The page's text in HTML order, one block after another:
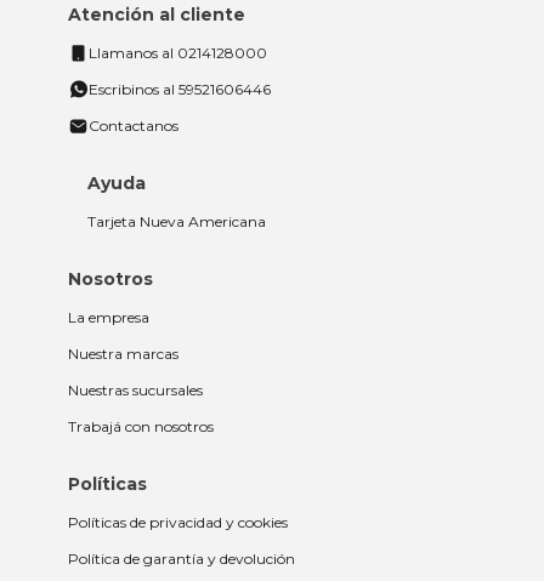
Atención al cliente
Llamanos al 0214128000
Escribinos al 59521606446
Contactanos
Ayuda
Tarjeta Nueva Americana
Nosotros
La empresa
Nuestra marcas
Nuestras sucursales
Trabajá con nosotros
Políticas
Políticas de privacidad y cookies
Política de garantía y devolución